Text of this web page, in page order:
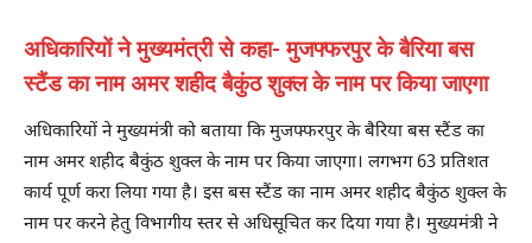
अधिकारियों ने मुख्यमंत्री से कहा- मुजफ्फरपुर के बैरिया बस
स्टैंड का नाम अमर शहीद बैकुंठ शुक्ल के नाम पर किया जाएगा
अधिकारियों ने मुख्यमंत्री को बताया कि मुजफ्फरपुर के बैरिया बस स्टैंड का
नाम अमर शहीद बैकुंठ शुक्ल के नाम पर किया जाएगा। लगभग 63 प्रतिशत
कार्य पूर्ण करा लिया गया है। इस बस स्टैंड का नाम अमर शहीद बैकुंठ शुक्ल के
नाम पर करने हेतु विभागीय स्तर से अधिसूचित कर दिया गया है। मुख्यमंत्री ने